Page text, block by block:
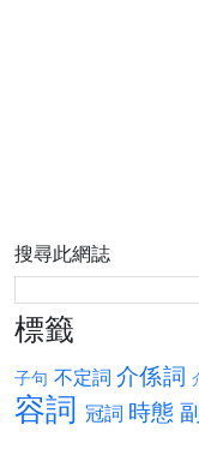
搜尋此網誌
標籤
子句 不定詞 介係詞
容詞 冠詞 時態